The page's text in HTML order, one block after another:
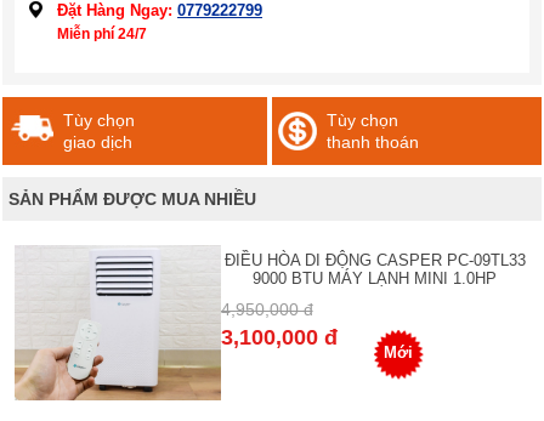
Đặt Hàng Ngay: 0779222799
Miễn phí 24/7
Tùy chọn
giao dịch
Tùy chọn
thanh thoán
SẢN PHẨM ĐƯỢC MUA NHIỀU
ĐIỀU HÒA DI ĐỘNG CASPER PC-09TL33
9000 BTU MÁY LẠNH MINI 1.0HP
4,950,000 đ
3,100,000 đ
Mới